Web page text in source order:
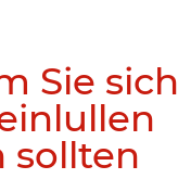
Sie sich
sollten